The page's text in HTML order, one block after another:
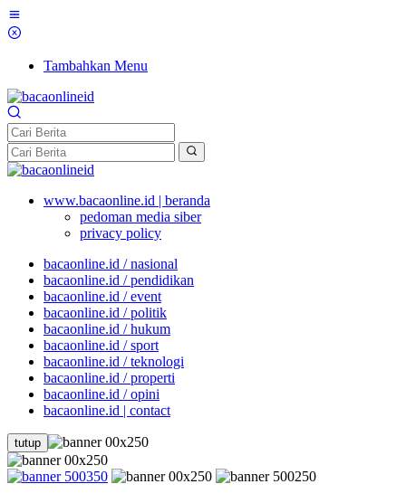
Tambahkan Menu
www.bacaonline.id | beranda
pedoman media siber
privacy policy
bacaonline.id / nasional
bacaonline.id / pendidikan
bacaonline.id / event
bacaonline.id / politik
bacaonline.id / hukum
bacaonline.id / sport
bacaonline.id / teknologi
bacaonline.id / properti
bacaonline.id / opini
bacaonline.id | contact
tutup